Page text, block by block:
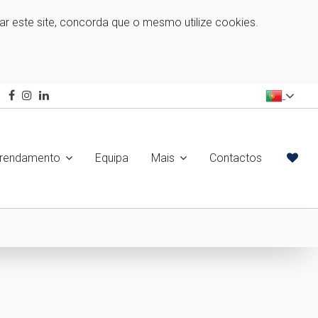
este site, concorda que o mesmo utilize cookies.
Equipa Mais Contactos